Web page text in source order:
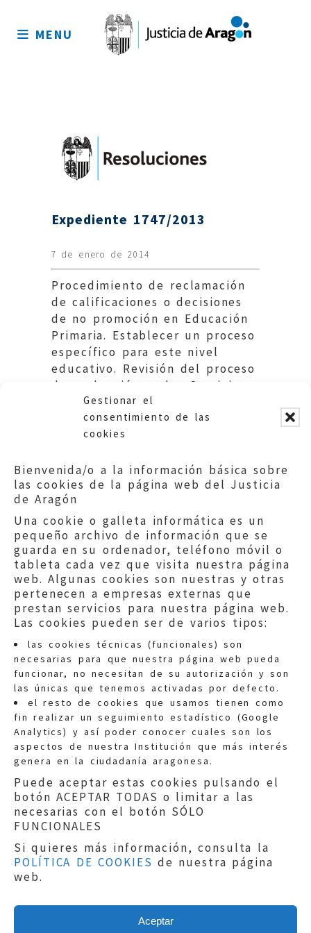
Gestionar el
consentimiento de las
cookies
Bienvenida/o a la información básica sobre
las cookies de la página web del Justicia
de Aragón
Una cookie o galleta informática es un
pequeño archivo de información que se
guarda en su ordenador, teléfono móvil o
tableta cada vez que visita nuestra página
web. Algunas cookies son nuestras y otras
pertenecen a empresas externas que
prestan servicios para nuestra página web.
Las cookies pueden ser de varios tipos:
las cookies técnicas (funcionales) son
necesarias para que nuestra página web pueda
funcionar, no necesitan de su autorización y son
las únicas que tenemos activadas por defecto.
el resto de cookies que usamos tienen como
fin realizar un seguimiento estadístico (Google
Analytics) y así poder conocer cuales son los
aspectos de nuestra Institución que más interés
genera en la ciudadanía aragonesa.
Puede aceptar estas cookies pulsando el
botón ACEPTAR TODAS o limitar a las
necesarias con el botón SÓLO
FUNCIONALES
Si quieres más información, consulta la
POLÍTICA DE COOKIES de nuestra página
web.
Aceptar
sitio
MENU
Expediente 1747/2013
7 de enero de 2014
Procedimiento de reclamación
de calificaciones o decisiones
de no promoción en Educación
Primaria. Establecer un proceso
específico para este nivel
educativo. Revisión del proceso
de evaluación en los Servicios
Provinciales. Educación DGA.
Quejas:quejas@eljusticiadearagon.es
Información general:
informacion@eljusticiadearagon.es
Teléfonos:900 210 210/
Aviso legal|Política de privacidad|
Protección de Datos
Política de cookies